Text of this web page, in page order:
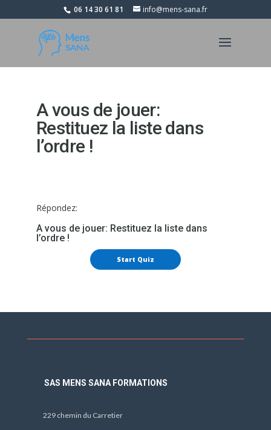
06 14 30 61 81 info@mens-sana.fr
A vous de jouer:
Restituez la liste dans
l’ordre !
Répondez:
A vous de jouer: Restituez la liste dans
l’ordre !
SAS MENS SANA FORMATIONS
229 chemin du Carretier